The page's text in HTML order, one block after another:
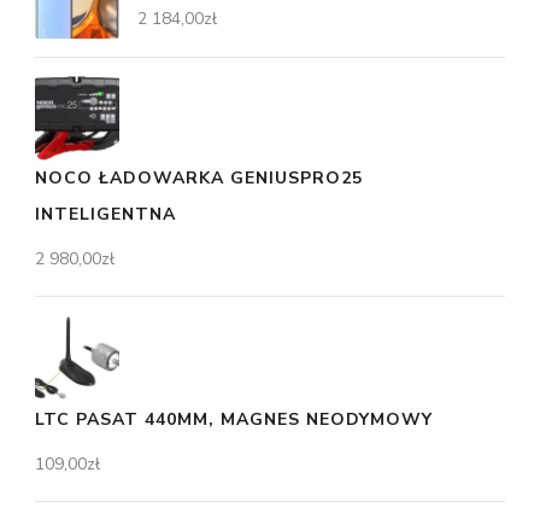
2 184,00zł
NOCO ŁADOWARKA GENIUSPRO25
INTELIGENTNA
2 980,00zł
LTC PASAT 440MM, MAGNES NEODYMOWY
109,00zł